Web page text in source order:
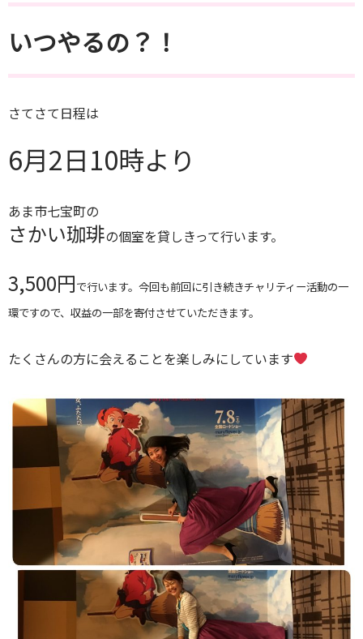
いつやるの？！
さてさて日程は
6月2日10時より
あま市七宝町の
さかい珈琲の個室を貸しきって行います。
3,500円で行います。今回も前回に引き続きチャリティー活動の一
環ですので、収益の一部を寄付させていただきます。
たくさんの方に会えることを楽しみにしています